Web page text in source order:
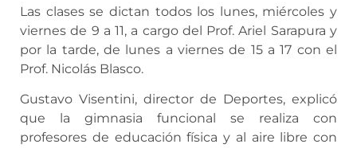
Las clases se dictan todos los lunes, miércoles y
viernes de 9 a 11, a cargo del Prof. Ariel Sarapura y
por la tarde, de lunes a viernes de 15 a 17 con el
Prof. Nicolás Blasco.
Gustavo Visentini, director de Deportes, explicó
que la gimnasia funcional se realiza con
profesores de educación física y al aire libre con